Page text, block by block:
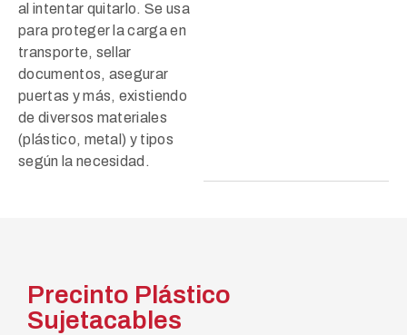
al intentar quitarlo. Se usa
para proteger la carga en
transporte, sellar
documentos, asegurar
puertas y más, existiendo
de diversos materiales
(plástico, metal) y tipos
según la necesidad.
Precinto Plástico
Sujetacables